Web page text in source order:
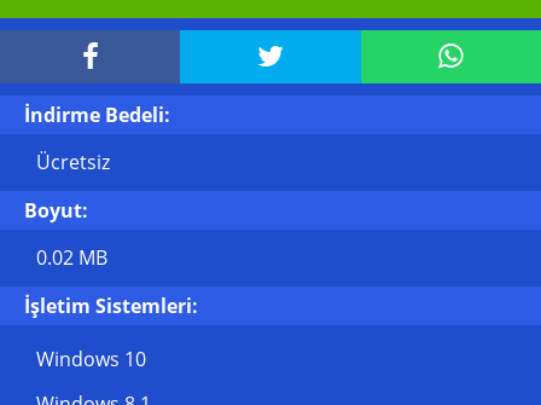
  
İndirme Bedeli:
Ücretsiz
Boyut:
0.02 MB
İşletim Sistemleri:
Windows 10